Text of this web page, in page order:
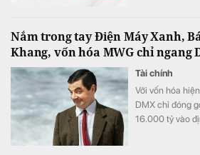
Nắm trong tay Điện Máy Xanh,
Khang, vốn hóa MWG chỉ ngang
Tài chính
Với vốn hóa
DMX chỉ đóng
16.000 tỷ vào